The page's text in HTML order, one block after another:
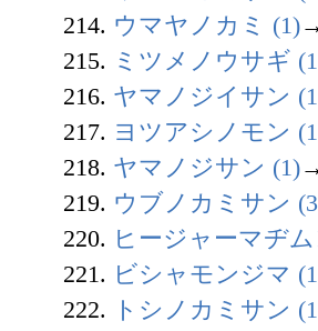
214. ウマヤノカミ (1)
215. ミツメノウサギ
216. ヤマノジイサン
217. ヨツアシノモン
218. ヤマノジサン (1)
219. ウブノカミサン
220. ヒージャーマヂ
221. ビシャモンジマ
222.
トシノカミサン